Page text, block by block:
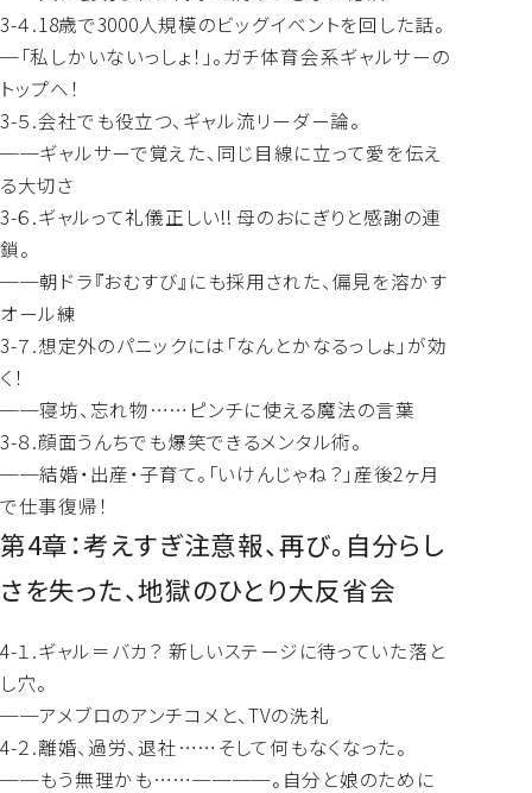
3-４.18歳で3000人規模のビッグイベントを回した話。
─「私しかいないっしょ！」。ガチ体育会系ギャルサーの
トップへ！
3-５.会社でも役立つ、ギャル流リーダー論。
──ギャルサーで覚えた、同じ目線に立って愛を伝え
る大切さ
3-６.ギャルって礼儀正しい!!︎ 母のおにぎりと感謝の連
鎖。
──朝ドラ『おむすび』にも採用された、偏見を溶かす
オール練
3-７.想定外のパニックには「なんとかなるっしょ」が効
く！
──寝坊、忘れ物……ピンチに使える魔法の言葉
3-８.顔面うんちでも爆笑できるメンタル術。
──結婚・出産・子育て。「いけんじゃね？」産後2ヶ月
で仕事復帰！
第4章：考えすぎ注意報、再び。自分らし
さを失った、地獄のひとり大反省会
4-１.ギャル＝バカ？ 新しいステージに待っていた落と
し穴。
──アメブロのアンチコメと、TVの洗礼
4-２.離婚、過労、退社……そして何もなくなった。
──もう無理かも……────。自分と娘のために